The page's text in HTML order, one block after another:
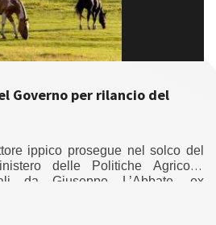
Governo per rilancio del
ippico prosegue nel solco del
delle Politiche Agricole,
da Giuseppe L’Abbate, ex
M5S in Commissione
Il Governo ha difatti oggi accolto